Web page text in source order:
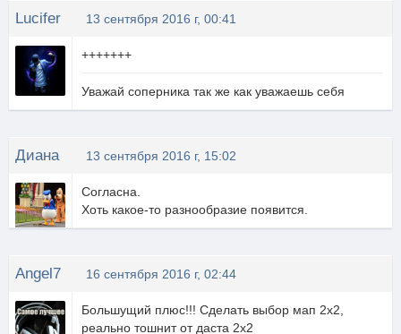
Lucifer 13 сентября 2016 г, 00:41
+++++++
Уважай соперника так же как уважаешь себя
Диана 13 сентября 2016 г, 15:02
Согласна.
Хоть какое-то разнообразие появится.
Angel7 16 сентября 2016 г, 02:44
Большущий плюс!!! Сделать выбор мап 2х2,
реально тошнит от даста 2х2